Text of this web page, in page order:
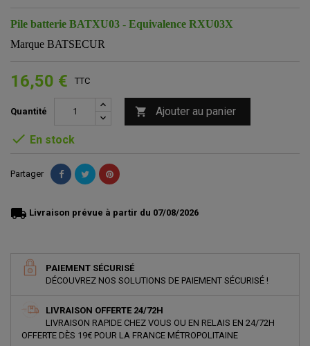
Pile batterie BATXU03 - Equivalence RXU03X
Marque BATSECUR
16,50 € TTC
Quantité  Ajouter au panier
 En stock
Partager
local_shipping Livraison prévue à partir du 07/08/2026
PAIEMENT SÉCURISÉ
DÉCOUVREZ NOS SOLUTIONS DE PAIEMENT SÉCURISÉ !
LIVRAISON OFFERTE 24/72H
LIVRAISON RAPIDE CHEZ VOUS OU EN RELAIS EN 24/72H
OFFERTE DÈS 19€ POUR LA FRANCE MÉTROPOLITAINE